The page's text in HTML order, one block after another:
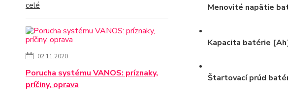
celé
02.11.2020
Porucha systému VANOS: príznaky,
príčiny, oprava
Menovité napätie
Kapacita batérie
Štartovací prúd